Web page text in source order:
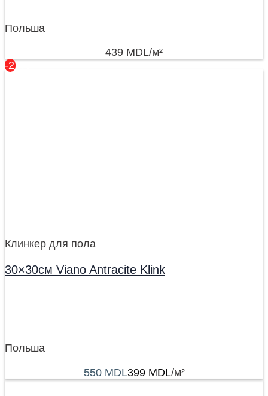
Польша
439 MDL/м²
-27%
Клинкер для пола
30×30см Viano Antracite Klink
Польша
550MDL399 MDL/м²